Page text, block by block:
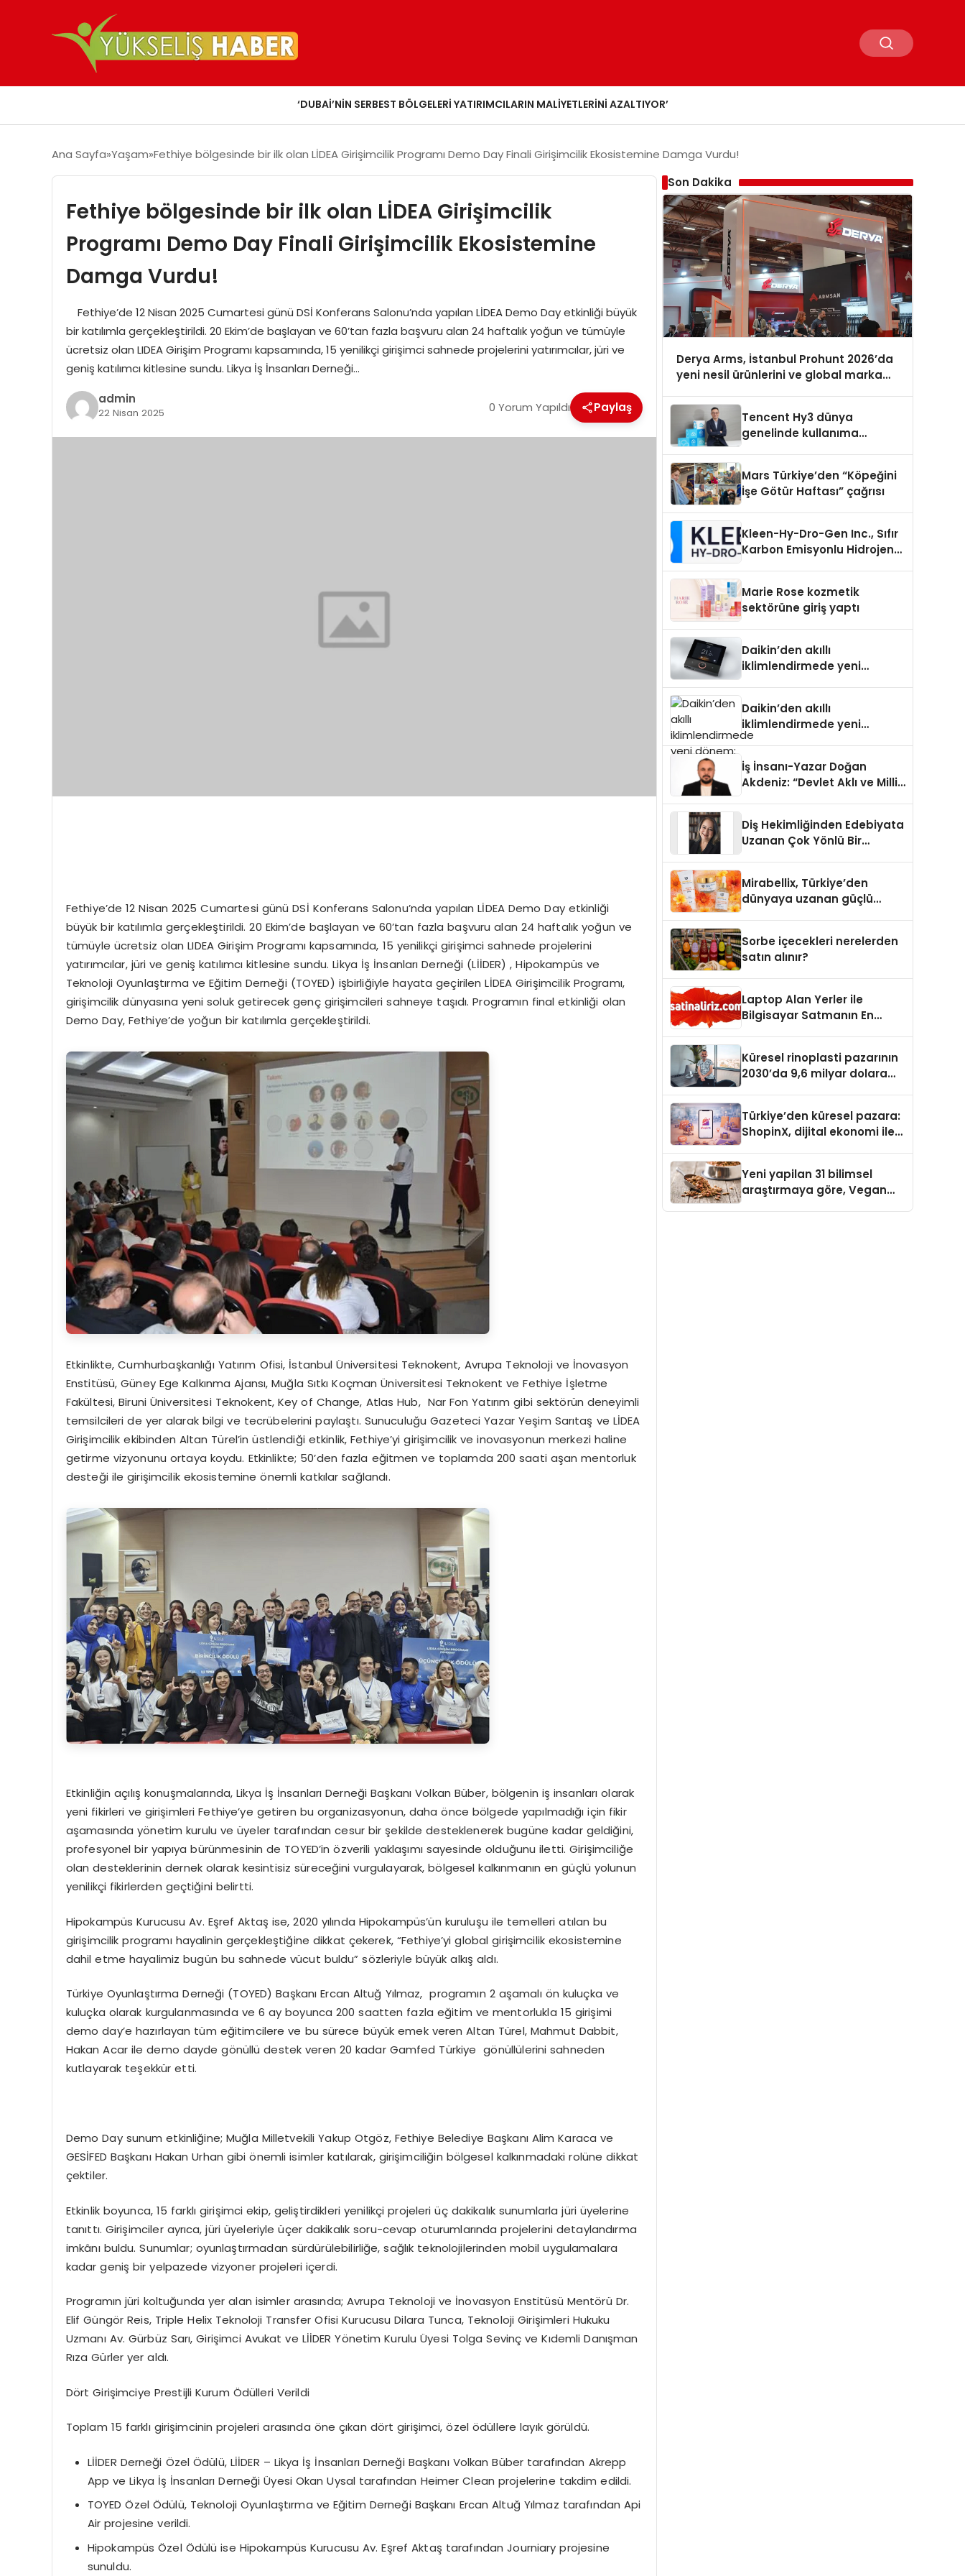
‘DUBAI’NIN SERBEST BÖLGELERI YATIRIMCILARIN MALIYETLERINI AZALTIYOR’
Ana Sayfa Yaşam Fethiye bölgesinde bir ilk olan LİDEA Girişimcilik Programı Demo Day Finali Girişimcilik Ekosistemine Damga Vurdu!
Fethiye bölgesinde bir ilk olan LİDEA Girişimcilik
Programı Demo Day Finali Girişimcilik Ekosistemine
Damga Vurdu!
Fethiye’de 12 Nisan 2025 Cumartesi günü DSİ Konferans Salonu’nda yapılan LİDEA Demo Day etkinliği büyük
bir katılımla gerçekleştirildi. 20 Ekim’de başlayan ve 60’tan fazla başvuru alan 24 haftalık yoğun ve tümüyle
ücretsiz olan LIDEA Girişim Programı kapsamında, 15 yenilikçi girişimci sahnede projelerini yatırımcılar, jüri ve
geniş katılımcı kitlesine sundu. Likya İş İnsanları Derneği…
admin
22 Nisan 2025 0 Yorum Yapıldı Paylaş
Fethiye’de 12 Nisan 2025 Cumartesi günü DSİ Konferans Salonu’nda yapılan LİDEA Demo Day etkinliği
büyük bir katılımla gerçekleştirildi. 20 Ekim’de başlayan ve 60’tan fazla başvuru alan 24 haftalık yoğun ve
tümüyle ücretsiz olan LIDEA Girişim Programı kapsamında, 15 yenilikçi girişimci sahnede projelerini
yatırımcılar, jüri ve geniş katılımcı kitlesine sundu. Likya İş İnsanları Derneği (LİİDER) , Hipokampüs ve
Teknoloji Oyunlaştırma ve Eğitim Derneği (TOYED) işbirliğiyle hayata geçirilen LİDEA Girişimcilik Programı,
girişimcilik dünyasına yeni soluk getirecek genç girişimcileri sahneye taşıdı. Programın final etkinliği olan
Demo Day, Fethiye’de yoğun bir katılımla gerçekleştirildi.
Etkinlikte, Cumhurbaşkanlığı Yatırım Ofisi, İstanbul Üniversitesi Teknokent, Avrupa Teknoloji ve İnovasyon
Enstitüsü, Güney Ege Kalkınma Ajansı, Muğla Sıtkı Koçman Üniversitesi Teknokent ve Fethiye İşletme
Fakültesi, Biruni Üniversitesi Teknokent, Key of Change, Atlas Hub, Nar Fon Yatırım gibi sektörün deneyimli
temsilcileri de yer alarak bilgi ve tecrübelerini paylaştı. Sunuculuğu Gazeteci Yazar Yeşim Sarıtaş ve LİDEA
Girişimcilik ekibinden Altan Türel’in üstlendiği etkinlik, Fethiye’yi girişimcilik ve inovasyonun merkezi haline
getirme vizyonunu ortaya koydu. Etkinlikte; 50’den fazla eğitmen ve toplamda 200 saati aşan mentorluk
desteği ile girişimcilik ekosistemine önemli katkılar sağlandı.
Etkinliğin açılış konuşmalarında, Likya İş İnsanları Derneği Başkanı Volkan Büber, bölgenin iş insanları olarak
yeni fikirleri ve girişimleri Fethiye’ye getiren bu organizasyonun, daha önce bölgede yapılmadığı için fikir
aşamasında yönetim kurulu ve üyeler tarafından cesur bir şekilde desteklenerek bugüne kadar geldiğini,
profesyonel bir yapıya bürünmesinin de TOYED’in özverili yaklaşımı sayesinde olduğunu iletti. Girişimciliğe
olan desteklerinin dernek olarak kesintisiz süreceğini vurgulayarak, bölgesel kalkınmanın en güçlü yolunun
yenilikçi fikirlerden geçtiğini belirtti.
Hipokampüs Kurucusu Av. Eşref Aktaş ise, 2020 yılında Hipokampüs’ün kuruluşu ile temelleri atılan bu
girişimcilik programı hayalinin gerçekleştiğine dikkat çekerek, “Fethiye’yi global girişimcilik ekosistemine
dahil etme hayalimiz bugün bu sahnede vücut buldu” sözleriyle büyük alkış aldı.
Türkiye Oyunlaştırma Derneği (TOYED) Başkanı Ercan Altuğ Yılmaz, programın 2 aşamalı ön kuluçka ve
kuluçka olarak kurgulanmasında ve 6 ay boyunca 200 saatten fazla eğitim ve mentorlukla 15 girişimi
demo day’e hazırlayan tüm eğitimcilere ve bu sürece büyük emek veren Altan Türel, Mahmut Dabbit,
Hakan Acar ile demo dayde gönüllü destek veren 20 kadar Gamfed Türkiye gönüllülerini sahneden
kutlayarak teşekkür etti.
Demo Day sunum etkinliğine; Muğla Milletvekili Yakup Otgöz, Fethiye Belediye Başkanı Alim Karaca ve
GESİFED Başkanı Hakan Urhan gibi önemli isimler katılarak, girişimciliğin bölgesel kalkınmadaki rolüne dikkat
çektiler.
Etkinlik boyunca, 15 farklı girişimci ekip, geliştirdikleri yenilikçi projeleri üç dakikalık sunumlarla jüri üyelerine
tanıttı. Girişimciler ayrıca, jüri üyeleriyle üçer dakikalık soru-cevap oturumlarında projelerini detaylandırma
imkânı buldu. Sunumlar; oyunlaştırmadan sürdürülebilirliğe, sağlık teknolojilerinden mobil uygulamalara
kadar geniş bir yelpazede vizyoner projeleri içerdi.
Programın jüri koltuğunda yer alan isimler arasında; Avrupa Teknoloji ve İnovasyon Enstitüsü Mentörü Dr.
Elif Güngör Reis, Triple Helix Teknoloji Transfer Ofisi Kurucusu Dilara Tunca, Teknoloji Girişimleri Hukuku
Uzmanı Av. Gürbüz Sarı, Girişimci Avukat ve LİİDER Yönetim Kurulu Üyesi Tolga Sevinç ve Kıdemli Danışman
Rıza Gürler yer aldı.
Dört Girişimciye Prestijli Kurum Ödülleri Verildi
Toplam 15 farklı girişimcinin projeleri arasında öne çıkan dört girişimci, özel ödüllere layık görüldü.
LİİDER Derneği Özel Ödülü, LİİDER – Likya İş İnsanları Derneği Başkanı Volkan Büber tarafından Akrepp
App ve Likya İş İnsanları Derneği Üyesi Okan Uysal tarafından Heimer Clean projelerine takdim edildi.
TOYED Özel Ödülü, Teknoloji Oyunlaştırma ve Eğitim Derneği Başkanı Ercan Altuğ Yılmaz tarafından Api
Air projesine verildi.
Hipokampüs Özel Ödülü ise Hipokampüs Kurucusu Av. Eşref Aktaş tarafından Journiary projesine
sunuldu.
Son Dakika
Derya Arms, İstanbul Prohunt 2026’da
yeni nesil ürünlerini ve global marka
Tencent Hy3 dünya
genelinde kullanıma
Mars Türkiye’den “Köpeğini
İşe Götür Haftası” çağrısı
Kleen-Hy-Dro-Gen Inc., Sıfır
Karbon Emisyonlu Hidrojen
Aldı
Marie Rose kozmetik
sektörüne giriş yaptı
Daikin’den akıllı
iklimlendirmede yeni
Daikin’den akıllı
iklimlendirmede yeni
dönem: Madoka Plus
İş İnsanı-Yazar Doğan
Akdeniz: “Devlet Aklı ve Milli
Diş Hekimliğinden Edebiyata
Uzanan Çok Yönlü Bir
Mirabellix, Türkiye’den
dünyaya uzanan güçlü
Sorbe içecekleri nerelerden
satın alınır?
Laptop Alan Yerler ile
Bilgisayar Satmanın En
Küresel rinoplasti pazarının
2030’da 9,6 milyar dolara
Türkiye’den küresel pazara:
ShopinX, dijital ekonomi ile
Yeni yapilan 31 bilimsel
araştırmaya göre, Vegan